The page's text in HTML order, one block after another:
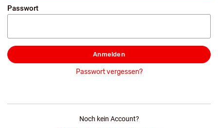
Passwort
Anmelden
Passwort vergessen?
Noch kein Account?